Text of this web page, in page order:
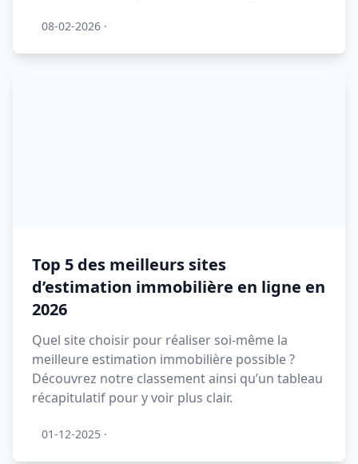
08-02-2026 ·
Top 5 des meilleurs sites
d’estimation immobilière en ligne en
2026
Quel site choisir pour réaliser soi-même la
meilleure estimation immobilière possible ?
Découvrez notre classement ainsi qu’un tableau
récapitulatif pour y voir plus clair.
01-12-2025 ·